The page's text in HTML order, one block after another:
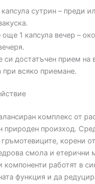
сутрин – преди
1 капсула вечер –
си достатъчен прием на
при всяко приемане.
комплекс от
природен произход.
гръмотевиците, корени
смола и етерични
компоненти работят в
функция и да